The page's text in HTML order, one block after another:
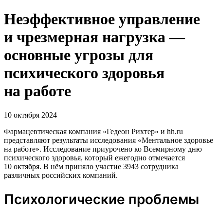
Неэффективное управление
и чрезмерная нагрузка —
основные угрозы для
психического здоровья
на работе
10 октября 2024
Фармацевтическая компания «Гедеон Рихтер» и hh.ru
представляют результаты исследования «Ментальное здоровье
на работе». Исследование приурочено ко Всемирному дню
психического здоровья, который ежегодно отмечается
10 октября. В нём приняло участие 3943 сотрудника
различных российских компаний.
Психологические проблемы